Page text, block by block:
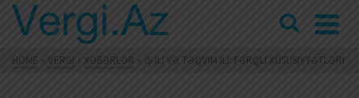
HOME » VERGI » XƏBƏRLƏR » İŞ ILI VƏ TƏQVIM ILI: FƏRQLI XÜSUSIYYƏTLƏRI